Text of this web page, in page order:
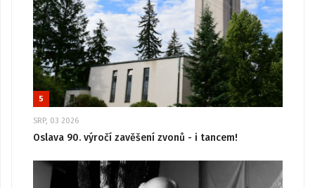
5
SRP, 03 2026
Oslava 90. výročí zavěšení zvonů - i tancem!